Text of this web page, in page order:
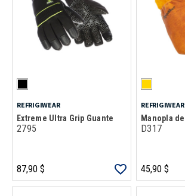
REFRIGIWEAR
Extreme Ultra Grip Guante
2795
87,90 $
REFRIGIWEAR
Manopla
D317
45,90 $